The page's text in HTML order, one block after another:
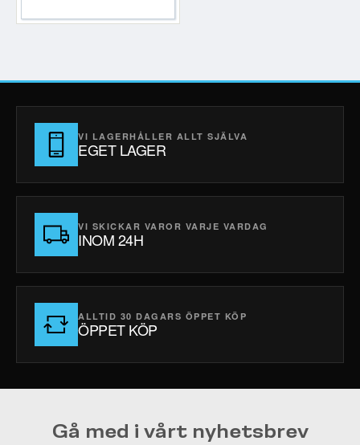
VI LAGERHÅLLER ALLT SJÄLVA
EGET LAGER
VI SKICKAR VAROR VARJE VARDAG
INOM 24H
ALLTID 30 DAGARS ÖPPET KÖP
ÖPPET KÖP
Gå med i vårt nyhetsbrev